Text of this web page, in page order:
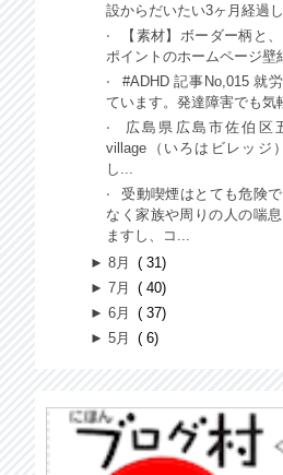
設からだいたい3ヶ月経過
【素材】ボーダー柄と
ポイントのホームページ壁
#ADHD 記事No,015 就
ています。発達障害でも気
広島県広島市佐伯区
village（いろはビレッジ
し...
受動喫煙はとても危険
なく家族や周りの人の喘
ますし、コ...
►8月
31
►7月
40
►6月
37
►5月 6